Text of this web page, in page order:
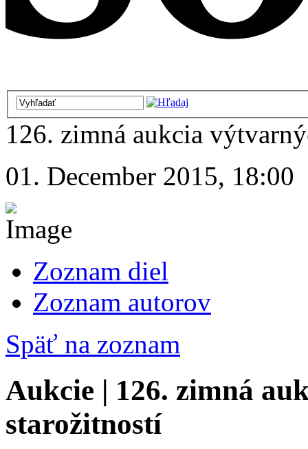
126. zimná aukcia
01. December 2015, 18:00
Zoznam diel
Zoznam autorov
Späť na zoznam
Aukcie | 126. zimná
starožitností